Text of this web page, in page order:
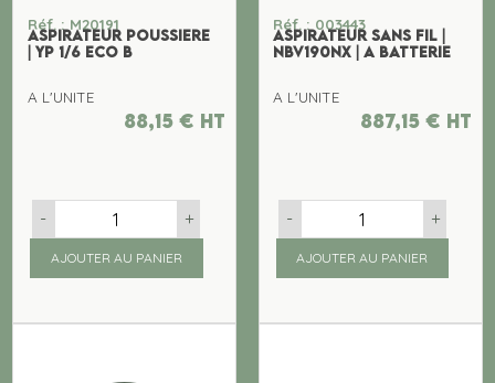
Réf. : M20191
ASPIRATEUR POUSSIERE
| YP 1/6 ECO B
A L'UNITE
88,15 € ht
- +
AJOUTER AU PANIER
Réf. : 003443
ASPIRATEUR SANS FIL |
NBV190NX | A BATTERIE
A L'UNITE
887,15 € ht
- +
AJOUTER AU PANIER